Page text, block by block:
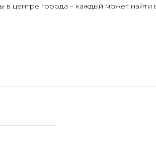
центре города – каждый может найти